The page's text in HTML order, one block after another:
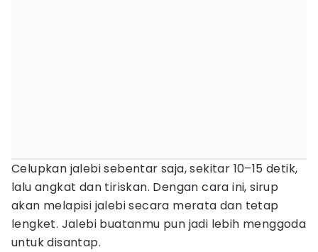
Celupkan jalebi sebentar saja, sekitar 10–15 detik,
lalu angkat dan tiriskan. Dengan cara ini, sirup
akan melapisi jalebi secara merata dan tetap
lengket. Jalebi buatanmu pun jadi lebih menggoda
untuk disantap.